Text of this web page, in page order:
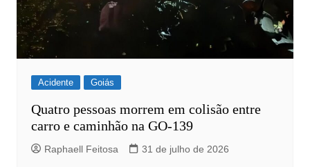
Acidente Goiás
Quatro pessoas morrem em colisão entre
carro e caminhão na GO-139
Raphaell Feitosa 31 de julho de 2026